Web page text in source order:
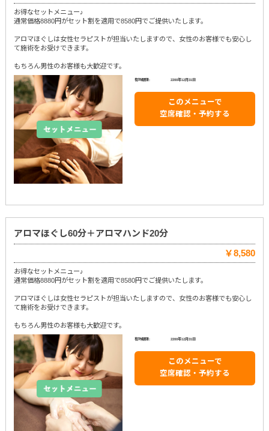
お得なセットメニュー♪
通常価格8880円がセット割を適用で8580円でご提供いたします。
アロマほぐしは女性セラピストが担当いたしますので、女性のお客様でも安心し
て施術をお受けできます。
もちろん男性のお客様も大歓迎です。
有効期限: 2200年12月31日
このメニューで
空席確認・予約する
アロマほぐし60分＋アロマハンド20分
￥8,580
お得なセットメニュー♪
通常価格8880円がセット割を適用で8580円でご提供いたします。
アロマほぐしは女性セラピストが担当いたしますので、女性のお客様でも安心し
て施術をお受けできます。
もちろん男性のお客様も大歓迎です。
有効期限: 2200年12月31日
このメニューで
空席確認・予約する